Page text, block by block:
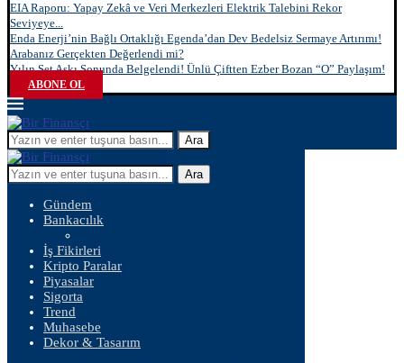
EIA Raporu: Yapay Zekâ ve Veri Merkezleri Elektrik Talebini Rekor
Seviyeye...
Enda Enerji’nin Bağlı Ortaklığı Egenda’dan Dev Bedelsiz Sermaye Artırımı!
Arabanız Gerçekten Değerlendi mi?
Yılın Set Aşkı Sonunda Belgelendi! Ünlü Çiftten Ezber Bozan “O” Paylaşım!
ABONE OL
Ara
Ara
Gündem
Bankacılık
İş Fikirleri
Kripto Paralar
Piyasalar
Sigorta
Trend
Muhasebe
Dekor & Tasarım